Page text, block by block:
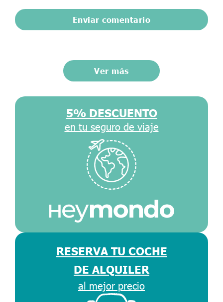
Ver más
5% DESCUENTO
en tu seguro de viaje
RESERVA TU COCHE
DE ALQUILER
al mejor precio